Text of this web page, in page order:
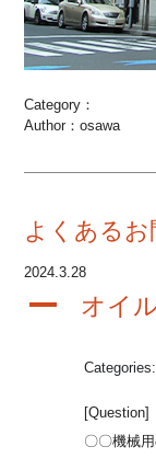
Category：
Author：osawa
よくあるお
2024.3.28
A オイ
Categories:
[Question]
〇〇機械